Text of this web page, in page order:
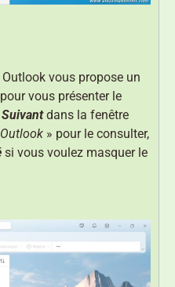
vous propose un
vous présenter le
Suivant dans la fenêtre
» pour le consulter,
si vous voulez masquer le